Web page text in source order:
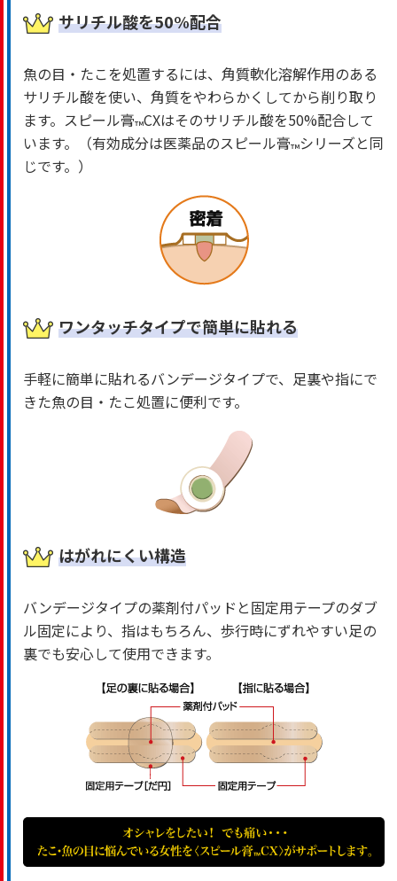
サリチル酸を50%配合
魚の目・たこを処置するには、角質軟化溶解作用のある
サリチル酸を使い、角質をやわらかくしてから削り取り
ます。スピール膏™CXはそのサリチル酸を50%配合して
います。（有効成分は医薬品のスピール膏™シリーズと同
じです。）
ワンタッチタイプで簡単に貼れる
手軽に簡単に貼れるバンデージタイプで、足裏や指にで
きた魚の目・たこ処置に便利です。
はがれにくい構造
バンデージタイプの薬剤付パッドと固定用テープのダブ
ル固定により、指はもちろん、歩行時にずれやすい足の
裏でも安心して使用できます。